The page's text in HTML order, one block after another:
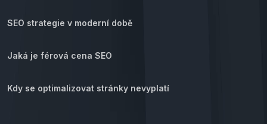
SEO strategie v moderní době
Jaká je férová cena SEO
Kdy se optimalizovat stránky nevyplatí